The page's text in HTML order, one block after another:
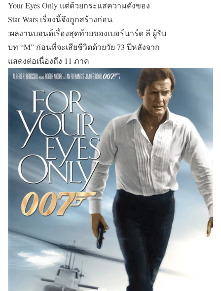
Your Eyes Only แต่ด้วยกระแสความดังของ
Star Wars เรื่องนี้จึงถูกสร้างก่อน
:ผลงานบอนด์เรื่องสุดท้ายของเบอร์นาร์ด ลี ผู้รับ
บท “M” ก่อนที่จะเสียชีวิตด้วยวัย 73 ปีหลังจาก
แสดงต่อเนื่องถึง 11 ภาค